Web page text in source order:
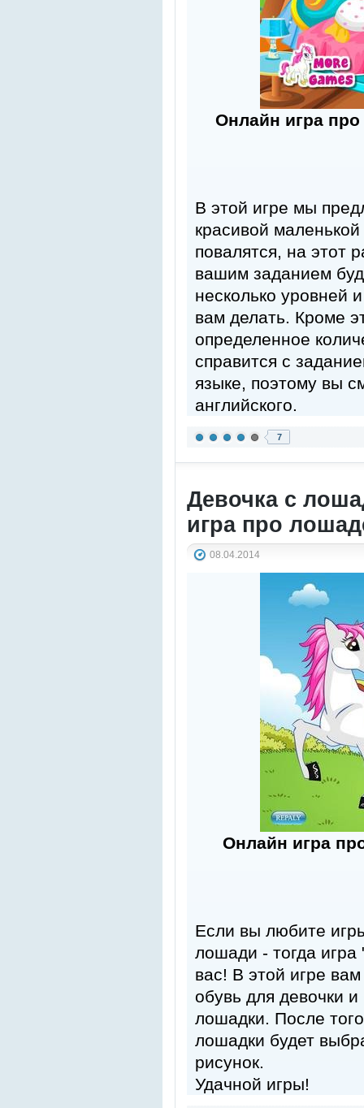
Онлайн игра
В этой игре мы
красивой
повалятся, на этот
вашим заданием
несколько уровней
вам делать. Кроме
определенное
справится с
языке, поэтому вы
английского.
7
Девочка с
игра про
08.04.2014
Онлайн игра
Если вы любите
лошади - тогда игра
вас! В этой игре
обувь для девочки
лошадки. После
лошадки будет
рисунок.
Удачной игры!